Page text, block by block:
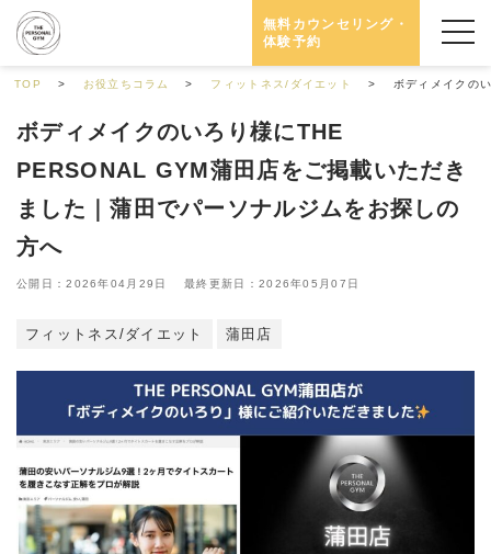
無料カウンセリング・
体験予約
TOP お役立ちコラム フィットネス/ダイエット ボディメイクの
ボディメイクのいろり様にTHE
PERSONAL GYM蒲田店をご掲載いただき
ました｜蒲田でパーソナルジムをお探しの
方へ
公開日：2026年04月29日 最終更新日：2026年05月07日
フィットネス/ダイエット 蒲田店